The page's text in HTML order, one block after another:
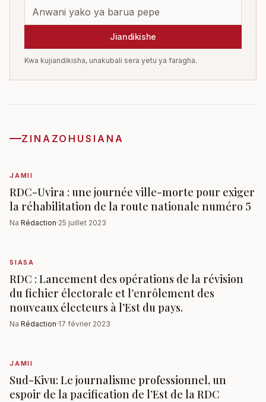
Jiandikishe
Kwa kujiandikisha, unakubali sera yetu ya faragha.
ZINAZOHUSIANA
JAMII
RDC-Uvira : une journée ville-morte pour exiger
la réhabilitation de la route nationale numéro 5
Na Rédaction·25 juillet 2023
SIASA
RDC : Lancement des opérations de la révision
du fichier électorale et l’enrôlement des
nouveaux électeurs à l’Est du pays.
Na Rédaction·17 février 2023
JAMII
Sud-Kivu: Le journalisme professionnel, un
espoir de la pacification de l’Est de la RDC